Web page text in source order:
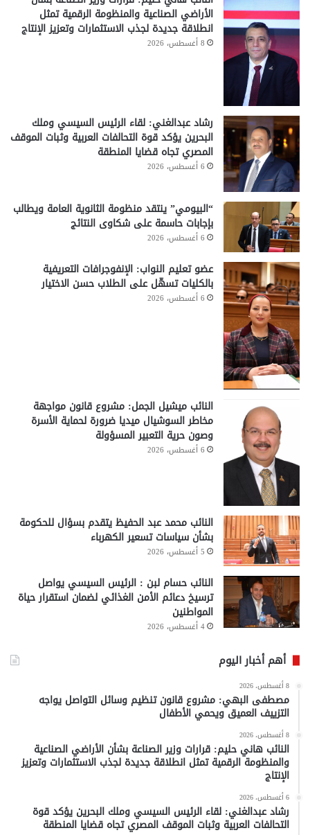
الأراضي الصناعية والمنظومة الرقمية تمثل
انطلاقة جديدة لجذب الاستثمارات وتعزيز الإنتاج
8 أغسطس، 2026
رشاد عبدالغني: لقاء الرئيس السيسي وملك
البحرين يؤكد قوة التحالفات العربية وثبات الموقف
المصري تجاه قضايا المنطقة
6 أغسطس، 2026
“البيومي” ينتقد منظومة الثانوية العامة ويطالب
بإجابات حاسمة على شكاوى النتائج
6 أغسطس، 2026
عضو تعليم النواب: الإنفوجرافات التعريفية
بالكليات تسهّل على الطلاب حسن الاختيار
6 أغسطس، 2026
النائب ميشيل الجمل: مشروع قانون مواجهة
مخاطر السوشيال ميديا ضرورة لحماية الأسرة
وصون حرية التعبير المسؤولة
6 أغسطس، 2026
النائب محمد عبد الحفيظ يتقدم بسؤال للحكومة
بشأن سياسات تسعير الكهرباء
5 أغسطس، 2026
النائب حسام لبن : الرئيس السيسي يواصل
ترسيخ دعائم الأمن الغذائي لضمان استقرار حياة
المواطنين
4 أغسطس، 2026
أهم أخبار اليوم
8 أغسطس، 2026
مصطفى البهي: مشروع قانون تنظيم وسائل التواصل يواجه
التزييف العميق ويحمي الأطفال
8 أغسطس، 2026
النائب هاني حليم: قرارات وزير الصناعة بشأن الأراضي الصناعية
والمنظومة الرقمية تمثل انطلاقة جديدة لجذب الاستثمارات وتعزيز
الإنتاج
6 أغسطس، 2026
رشاد عبدالغني: لقاء الرئيس السيسي وملك البحرين يؤكد قوة
التحالفات العربية وثبات الموقف المصري تجاه قضايا المنطقة